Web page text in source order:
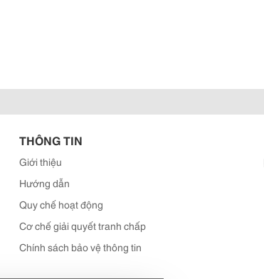
THÔNG TIN
Giới thiệu
Hướng dẫn
Quy chế hoạt động
Cơ chế giải quyết tranh chấp
Chính sách bảo vệ thông tin